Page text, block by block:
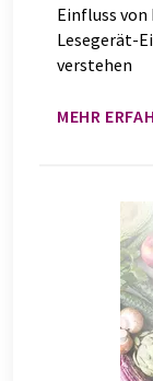
Einfluss
Lesegerät-
verstehen
MEHR